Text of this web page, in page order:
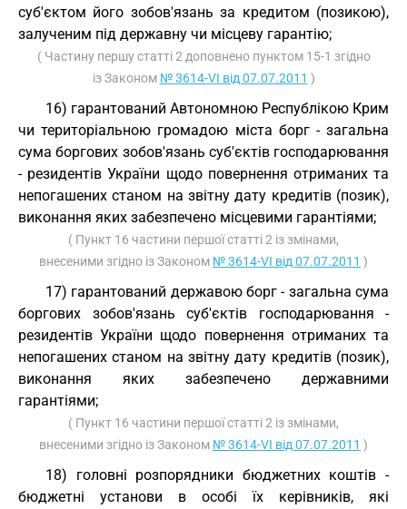
суб'єктом його зобов'язань за кредитом (позикою),
залученим під державну чи місцеву гарантію;
( Частину першу статті 2 доповнено пунктом 15-1 згідно
із Законом № 3614-VI від 07.07.2011 )
16) гарантований Автономною Республікою Крим
чи територіальною громадою міста борг - загальна
сума боргових зобов'язань суб'єктів господарювання
- резидентів України щодо повернення отриманих та
непогашених станом на звітну дату кредитів (позик),
виконання яких забезпечено місцевими гарантіями;
( Пункт 16 частини першої статті 2 із змінами,
внесеними згідно із Законом № 3614-VI від 07.07.2011 )
17) гарантований державою борг - загальна сума
боргових зобов'язань суб'єктів господарювання -
резидентів України щодо повернення отриманих та
непогашених станом на звітну дату кредитів (позик),
виконання яких забезпечено державними
гарантіями;
( Пункт 16 частини першої статті 2 із змінами,
внесеними згідно із Законом № 3614-VI від 07.07.2011 )
18) головні розпорядники бюджетних коштів -
бюджетні установи в особі їх керівників, які